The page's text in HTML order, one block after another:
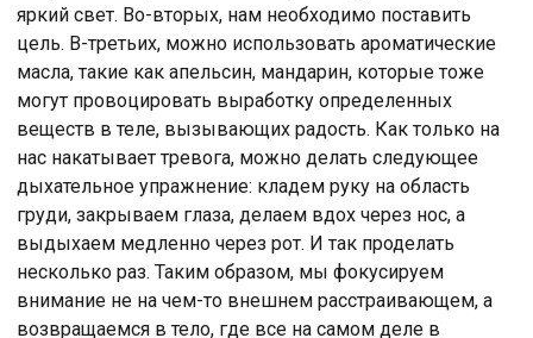
яркий свет. Во-вторых, нам необходимо поставить
цель. В-третьих, можно использовать ароматические
масла, такие как апельсин, мандарин, которые тоже
могут провоцировать выработку определенных
веществ в теле, вызывающих радость. Как только на
нас накатывает тревога, можно делать следующее
дыхательное упражнение: кладем руку на область
груди, закрываем глаза, делаем вдох через нос, а
выдыхаем медленно через рот. И так проделать
несколько раз. Таким образом, мы фокусируем
внимание не на чем-то внешнем расстраивающем, а
возвращаемся в тело, где все на самом деле в